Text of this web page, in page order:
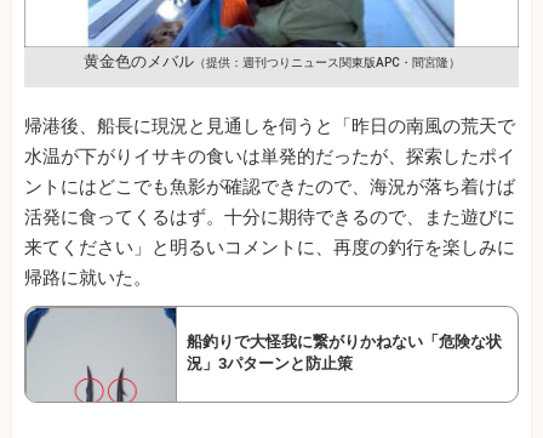
黄金色のメバル（提供：週刊つりニュース関東版APC・間宮隆）
帰港後、船長に現況と見通しを伺うと「昨日の南風の荒天で
水温が下がりイサキの食いは単発的だったが、探索したポイ
ントにはどこでも魚影が確認できたので、海況が落ち着けば
活発に食ってくるはず。十分に期待できるので、また遊びに
来てください」と明るいコメントに、再度の釣行を楽しみに
帰路に就いた。
船釣りで大怪我に繋がりかねない「危険な状
況」3パターンと防止策